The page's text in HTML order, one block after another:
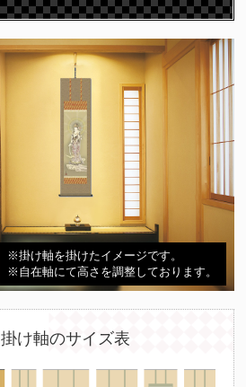
※掛け軸を掛けたイメージです。
※自在軸にて高さを調整しております。
掛け軸のサイズ表